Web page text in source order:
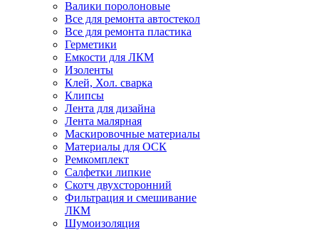
Валики поролоновые
Все для ремонта автостекол
Все для ремонта пластика
Герметики
Емкости для ЛКМ
Изоленты
Клей, Хол. сварка
Клипсы
Лента для дизайна
Лента малярная
Маскировочные материалы
Материалы для ОСК
Ремкомплект
Салфетки липкие
Скотч двухсторонний
Фильтрация и смешивание
ЛКМ
Шумоизоляция